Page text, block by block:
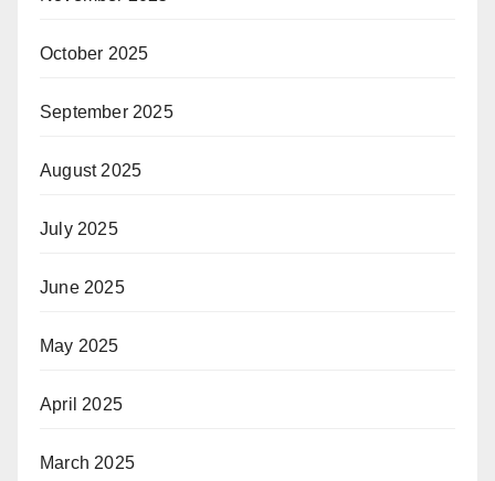
October 2025
September 2025
August 2025
July 2025
June 2025
May 2025
April 2025
March 2025